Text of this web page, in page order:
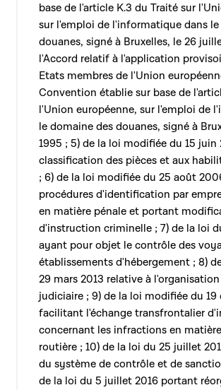
base de l'article K.3 du Traité sur
sur l'emploi de l'informatique dans
douanes, signé à Bruxelles, le 26
l'Accord relatif à l'application
Etats membres de l'Union
Convention établie sur base de
l'Union européenne, sur l'emploi de
le domaine des douanes, signé à
1995 ; 5) de la loi modifiée du 15
classification des pièces et aux
; 6) de la loi modifiée du 25 août
procédures d'identification par
en matière pénale et portant
d'instruction criminelle ; 7) de la loi
ayant pour objet le contrôle des
établissements d'hébergement ; 8)
29 mars 2013 relative à
judiciaire ; 9) de la loi modifiée du 19
facilitant l'échange transfrontalier
concernant les infractions en
routière ; 10) de la loi du 25 juillet
du système de contrôle et de
de la loi du 5 juillet 2016 portant